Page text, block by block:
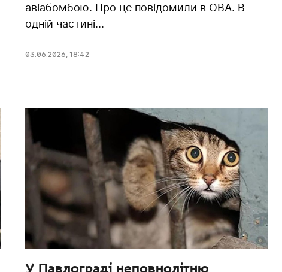
авіабомбою. Про це повідомили в ОВА. В
одній частині...
03.06.2026, 18:42
У Павлограді неповнолітню